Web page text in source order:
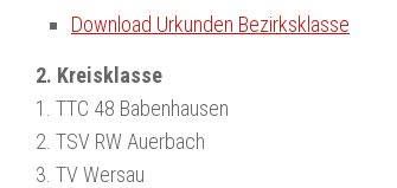
Download Urkunden Bezirksklasse
2. Kreisklasse
1. TTC 48 Babenhausen
2. TSV RW Auerbach
3. TV Wersau